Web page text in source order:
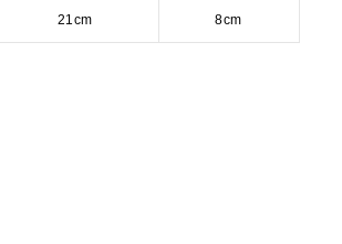
21cm 8cm